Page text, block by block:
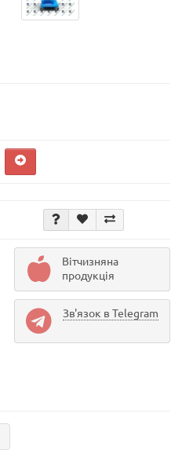
Вітчизняна
продукція
Зв'язок в Telegram